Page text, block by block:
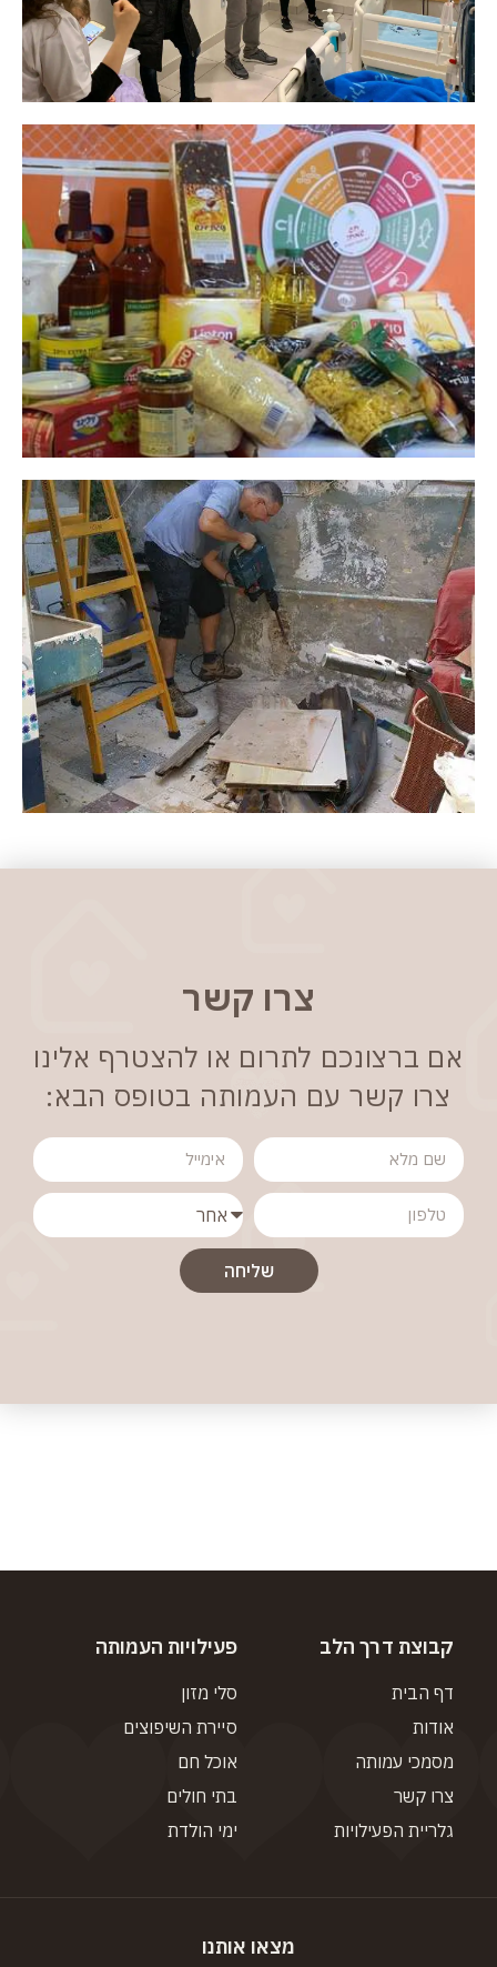
צרו קשר
אם ברצונכם לתרום או להצטרף אלינו
צרו קשר עם העמותה בטופס הבא:
שליחה
קבוצת דרך הלב
דף הבית
אודות
מסמכי עמותה
צרו קשר
גלריית הפעילויות
פעילויות העמותה
סלי מזון
סיירת השיפוצים
אוכל חם
בתי חולים
ימי הולדת
מצאו אותנו